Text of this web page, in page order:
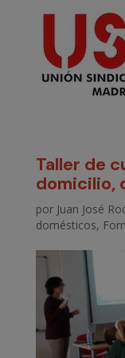
Taller de
domicilio,
por Juan José
domésticos,